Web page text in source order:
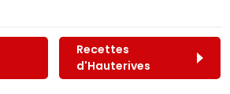
Recettes
d'Hauterives